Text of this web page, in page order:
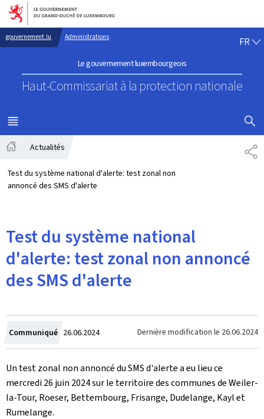
Aller au menu principal
Aller au contenu
gouvernement.lu Administrations
Le gouvernement luxembourgeois
Haut-Commissariat à la protection nationale
FR
MENU
PRINCIPAL
Actualités
Test du système national d'alerte: test zonal non
annoncé des SMS d'alerte
Test du système national
d'alerte: test zonal non annoncé
des SMS d'alerte
Communiqué Crée
le
26.06.2024 Dernière modification le 26.06.2024
Un test zonal non annoncé du SMS d'alerte a eu lieu ce
mercredi 26 juin 2024 sur le territoire des communes de Weiler-
la-Tour, Roeser, Bettembourg, Frisange, Dudelange, Kayl et
Rumelange.